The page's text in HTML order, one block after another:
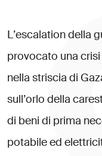
L’escalationdella g
provocato una crisi
nella striscia di Gaz
sull’orlo della cares
di beni di prima nec
potabileed elettrici